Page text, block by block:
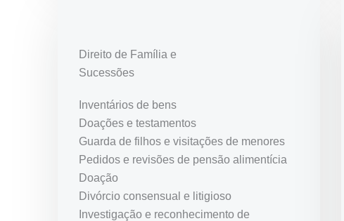
Direito de Família e
Sucessões
Inventários de bens
Doações e testamentos
Guarda de filhos e visitações de menores
Pedidos e revisões de pensão alimentícia
Doação
Divórcio consensual e litigioso
Investigação e reconhecimento de